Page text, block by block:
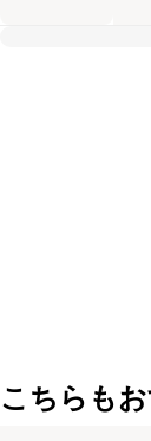
こちらも